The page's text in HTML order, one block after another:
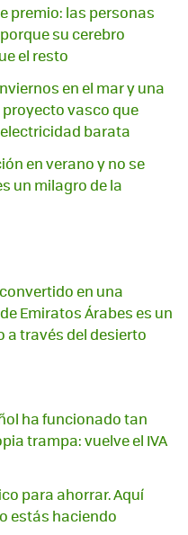
premio: las personas
su cerebro
el resto
en el mar y una
proyecto vasco que
barata
en verano y no se
un milagro de la
en una
Emiratos Árabes es un
a través del desierto
ha funcionado tan
trampa: vuelve el IVA
para ahorrar. Aquí
estás haciendo